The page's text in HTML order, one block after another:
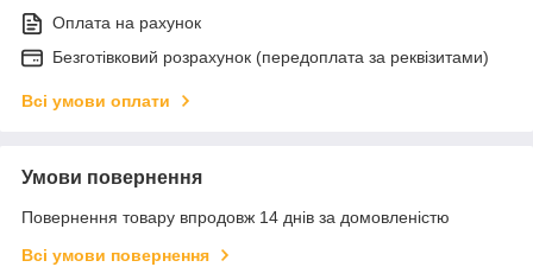
Оплата на рахунок
Безготівковий розрахунок (передоплата за реквізитами)
Всі умови оплати
Умови повернення
Повернення товару впродовж 14 днів за домовленістю
Всі умови повернення